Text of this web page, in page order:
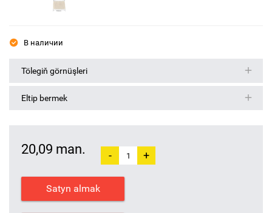
В наличии
Tölegiň görnüşleri
Eltip bermek
20,09 man. - +
Satyn almak